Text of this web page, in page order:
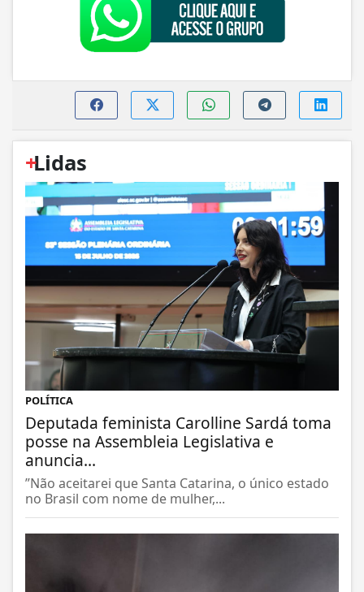
+
Lidas
POLÍTICA
Deputada feminista Carolline Sardá toma
posse na Assembleia Legislativa e
anuncia...
”Não aceitarei que Santa Catarina, o único estado
no Brasil com nome de mulher,...